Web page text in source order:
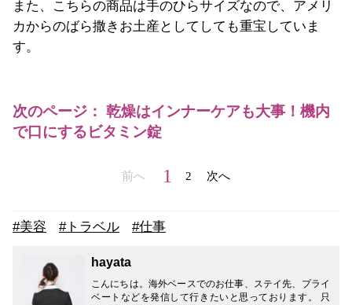
また、こちらの商品は手のひらサイズなので、アメリ
カからのばら撒きお土産としてしても重宝していま
す。
次のページ： 乾燥はインナーケアも大事！機内
で口にするビタミン錠
前へ 1 2 次へ
#美容 #トラベル #仕事
hayata
こんにちは。海外ベースでのお仕事、ステイ先、プライ
ベートなどを発信して行きたいと思っております。 只